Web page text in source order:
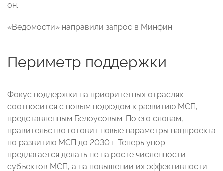
он.
«Ведомости» направили запрос в Минфин.
Периметр поддержки
Фокус поддержки на приоритетных отраслях
соотносится с новым подходом к развитию МСП,
представленным Белоусовым. По его словам,
правительство готовит новые параметры нацпроекта
по развитию МСП до 2030 г. Теперь упор
предлагается делать не на росте численности
субъектов МСП, а на повышении их эффективности.